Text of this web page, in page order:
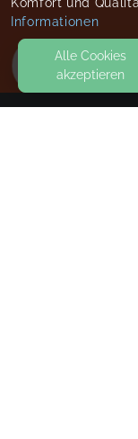
Informationen
Alle Cookies
akzeptieren